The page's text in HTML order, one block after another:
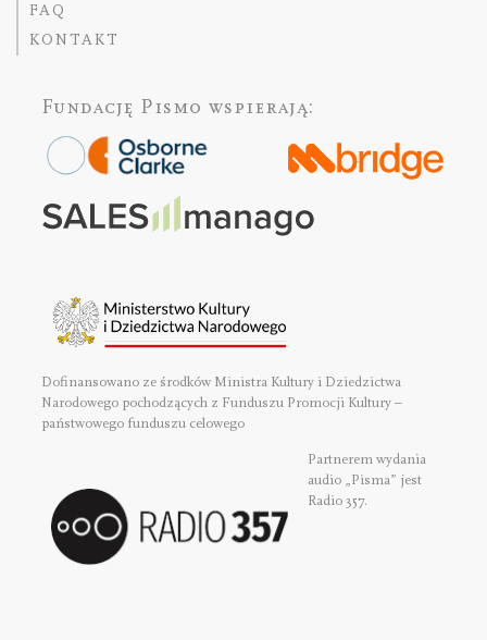
FAQ
KONTAKT
Fundację Pismo wspierają:
Dofinansowano ze środków Ministra Kultury i Dziedzictwa
Narodowego pochodzących z Funduszu Promocji Kultury –
państwowego funduszu celowego
Partnerem wydania
audio „Pisma” jest
Radio 357.